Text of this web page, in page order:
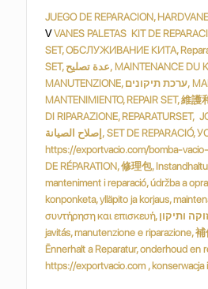
JUEGO DE REPARACION,
VVANES PALETAS KIT DE
SET, ОБСЛУЖИВАНИЕ КИТА,
SET, عدة تصليح, MAINTENANCE DU KIT, SET DI
MANUTENZIONE, ערכת תיקונים, MAINTENANCE KIT, KIT
MANTENIMIENTO, REPAIR SET, 維護
DI RIPARAZIONE, REPARATURSET,
إصلاح الصيانة, SET DE REPARACIÓ, УСТАНОВКА РЕМОНТА,
https://exportvacio.com/bomba-
DE RÉPARATION, 修理包,
manteniment i reparació, údržba a
konponketa, ylläpito ja korjaus,
συντήρηση και επισκευή, תחזוקה ותיקון, karbantartás és
javitás, manutenzione e riparazione,
Ënnerhalt a Reparatur, onderhoud en
https://exportvacio.com , konserwacja